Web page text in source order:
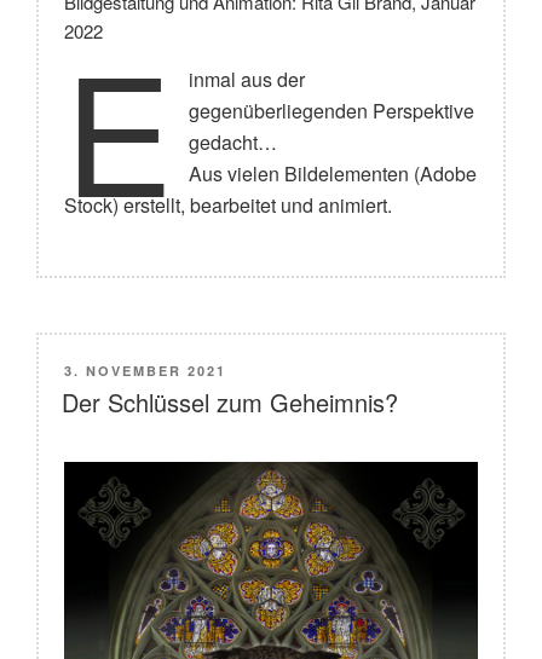
2022
E
inmal aus der
gegenüberliegenden Perspektive
gedacht…
Aus vielen Bildelementen (Adobe
Stock) erstellt, bearbeitet und animiert.
VERÖFFENTLICHT
AM
3. NOVEMBER 2021
Der Schlüssel zum Geheimnis?